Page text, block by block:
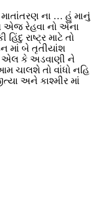
ના … હું માનું
એજ રેહવા નો એના
રાષ્ટ્ર માટે તો
માં બે તૃતીયાંશ
એલ કે અડવાણી ને
ચાલશે તો વાંધો નહિ
અને કાશ્મીર માં